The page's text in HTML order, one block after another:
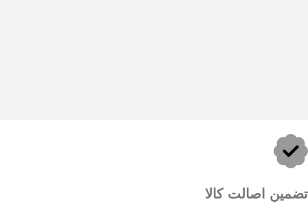
تضمین اصالت کالا